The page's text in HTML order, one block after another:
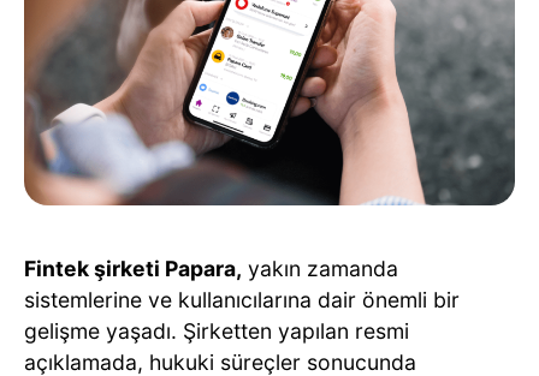
Fintek şirketi Papara, yakın zamanda
sistemlerine ve kullanıcılarına dair önemli bir
gelişme yaşadı. Şirketten yapılan resmi
açıklamada, hukuki süreçler sonucunda